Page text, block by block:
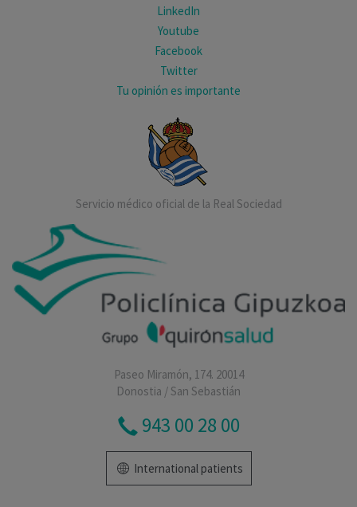
LinkedIn
Youtube
Facebook
Twitter
Tu opinión es importante
Servicio médico oficial de la Real Sociedad
Paseo Miramón, 174. 20014
Donostia / San Sebastián
943 00 28 00
International patients